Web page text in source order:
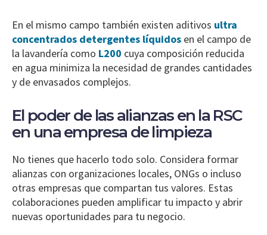
En el mismo campo también existen aditivos ultra
concentrados detergentes líquidos en el campo de
la lavandería como L200 cuya composición reducida
en agua minimiza la necesidad de grandes cantidades
y de envasados complejos.
El poder de las alianzas en la RSC
en una empresa de limpieza
No tienes que hacerlo todo solo. Considera formar
alianzas con organizaciones locales, ONGs o incluso
otras empresas que compartan tus valores. Estas
colaboraciones pueden amplificar tu impacto y abrir
nuevas oportunidades para tu negocio.